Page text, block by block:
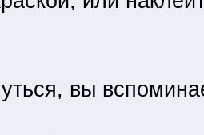
вы